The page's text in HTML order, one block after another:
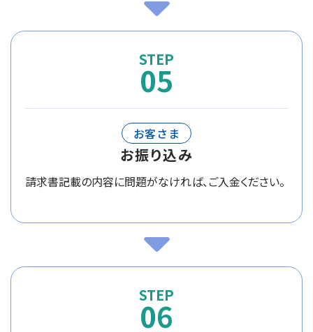
05
お客さま
お振り込み
請求書記載の内容に問題がなければ、ご入金ください。
06